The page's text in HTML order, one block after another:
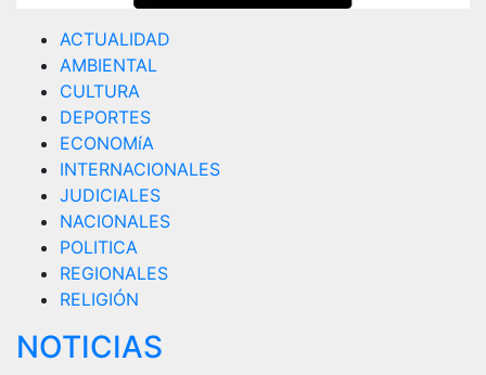
ACTUALIDAD
AMBIENTAL
CULTURA
DEPORTES
ECONOMíA
INTERNACIONALES
JUDICIALES
NACIONALES
POLITICA
REGIONALES
RELIGIÓN
NOTICIAS